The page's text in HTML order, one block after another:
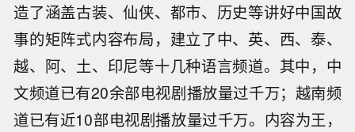
造了涵盖古装、仙侠、都市、历史等讲好中国故
事的矩阵式内容布局，建立了中、英、西、泰、
越、阿、土、印尼等十几种语言频道。其中，中
文频道已有20余部电视剧播放量过千万；越南频
道已有近10部电视剧播放量过千万。内容为王，